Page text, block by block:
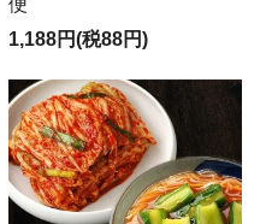
便
1,188円(税88円)